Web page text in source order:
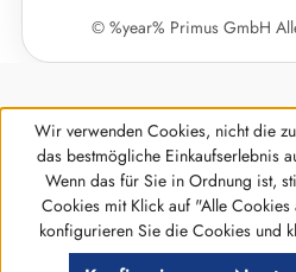
© %year% Primus GmbH
Werkzeugleiste anzeigen
Wir verwenden Cookies, nicht die
das bestmögliche Einkaufserlebnis
Wenn das für Sie in Ordnung ist,
Cookies mit Klick auf "Alle
konfigurieren Sie die Cookies und